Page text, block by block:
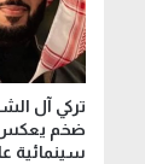
ضخم يعكس
سينمائية